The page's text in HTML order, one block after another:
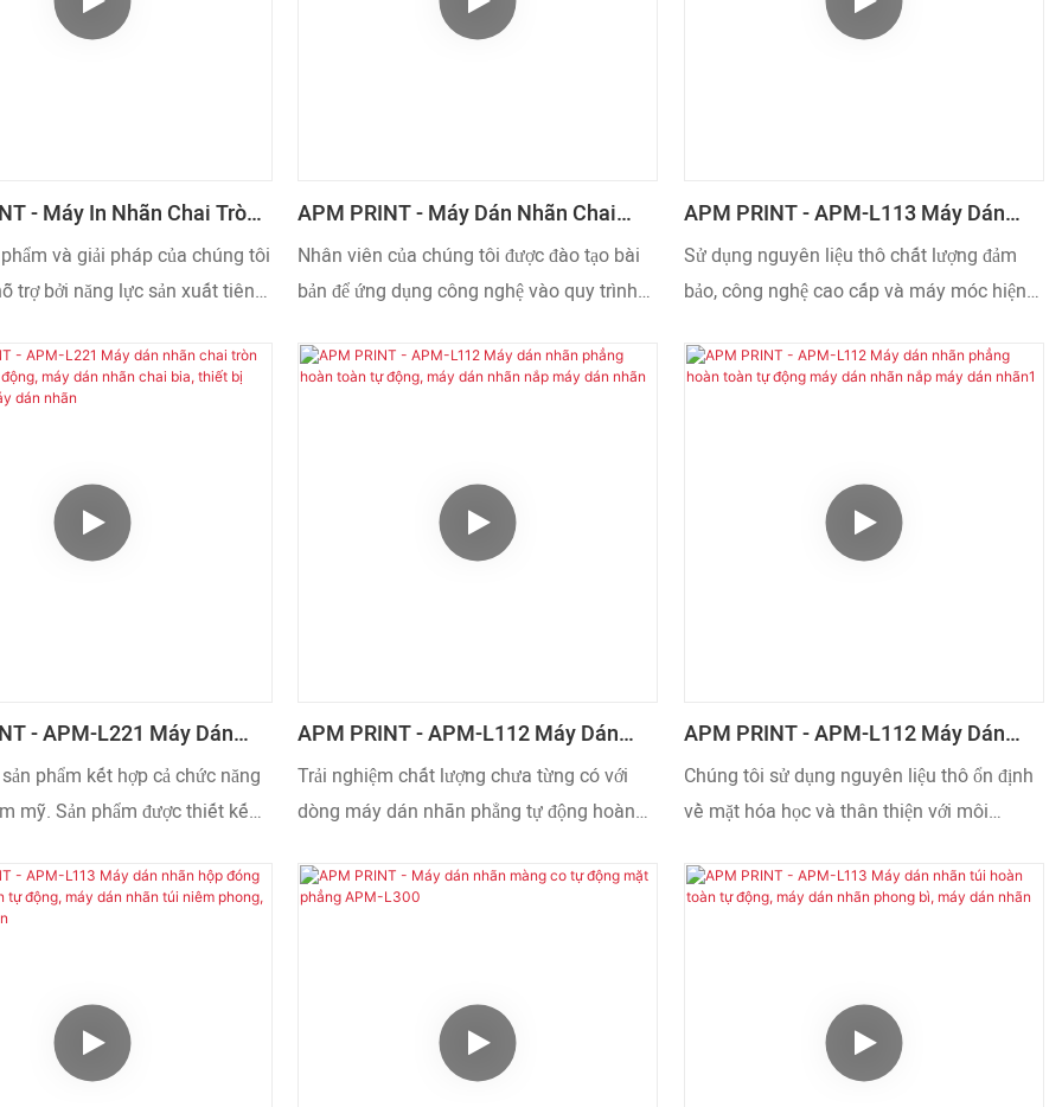
- Máy In Nhãn Chai Tròn
Dán Nhãn Chai Nước
và giải pháp của chúng tôi
trợ bởi năng lực sản xuất tiên
có thể sản xuất máy dán nhãn
động, chai nước, lon bia một
APM PRINT - Máy Dán Nhãn Chai
Thủy Tinh Bia Rượu Bán Tự Động
APM-L220
Nhân viên của chúng tôi được đào tạo bài
bản để ứng dụng công nghệ vào quy trình
lon rượu thủy tinh bán tự động APM-L220.
APM PRINT - APM-L113 Máy Dán
Nhãn Hộp Đóng Gói Hoàn Toàn Tự
Động, Máy Dán Nhãn Thẻ, Máy Dán
Nhãn Hộp, Máy Dán Nhãn
Sử dụng nguyên liệu thô chất lượng đảm
bảo, công nghệ cao cấp và máy móc hiện
đóng gói hoàn toàn tự động APM-L113
được thiết kế để bắt kịp xu hướng mới nhất
và sở hữu vẻ ngoài độc đáo.
- APM-L221 Máy Dán
Tròn Hoàn Toàn Tự Động,
Chai Bia, Thiết Bị Dán
Dán Nhãn
phẩm kết hợp cả chức năng
mỹ. Sản phẩm được thiết kế
ánh nhìn. Được làm từ nguyên
kiểm tra chất lượng, sản
APM PRINT - APM-L112 Máy Dán
Nhãn Phẳng Hoàn Toàn Tự Động, Máy
Dán Nhãn Nắp Máy Dán Nhãn
Trải nghiệm chất lượng chưa từng có với
dòng máy dán nhãn phẳng tự động hoàn
dán nhãn nắp được cung cấp bởi các nhà
APM PRINT - APM-L112 Máy Dán
Nhãn Phẳng Hoàn Toàn Tự Động Máy
Dán Nhãn Nắp Máy Dán Nhãn1
Chúng tôi sử dụng nguyên liệu thô ổn định
về mặt hóa học và thân thiện với môi
động hoàn toàn APM-L112. Do đó, máy có
thực trong nhiều lĩnh vực và có giá trị cao.